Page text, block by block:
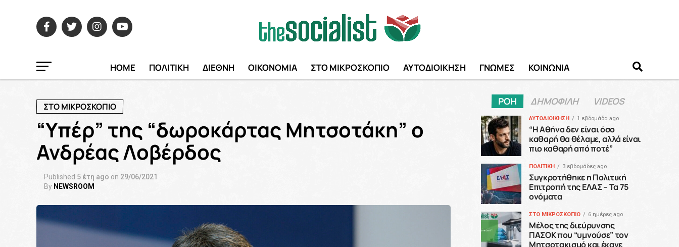
HOME ΠΟΛΙΤΙΚΗ ΔΙΕΘΝΗ ΟΙΚΟΝΟΜΙΑ ΣΤΟ ΜΙΚΡΟΣΚΟΠΙΟ ΑΥΤΟΔΙΟΙΚΗΣΗ ΓΝΩΜΕΣ ΚΟΙΝΩΝΙΑ
ΣΤΟ ΜΙΚΡΟΣΚΟΠΙΟ
“Yπέρ” της “δωροκάρτας Μητσοτάκη” ο
Ανδρέας Λοβέρδος
Published 5 έτη ago on 29/06/2021
By NEWSROOM
ΡΟΗ ΔΗΜΟΦΙΛΗ VIDEOS
ΑΥΤΟΔΙΟΙΚΗΣΗ 1 εβδομάδα ago
“H Αθήνα δεν είναι όσο
καθαρή θα θέλαμε, αλλά είναι
πιο καθαρή από ποτέ”
ΠΟΛΙΤΙΚΗ 3 εβδομάδες ago
Συγκροτήθηκε η Πολιτική
Επιτροπή της ΕΛΑΣ – Τα 75
ονόματα
ΣΤΟ ΜΙΚΡΟΣΚΟΠΙΟ 6 ημέρες ago
Μέλος της διεύρυνσης
ΠΑΣΟΚ που “υμνούσε” τον
Μητσοτακισμό και έκανε